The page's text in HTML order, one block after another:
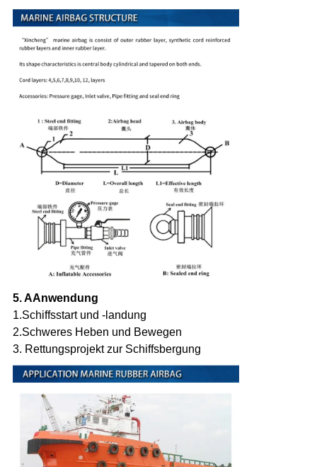
5. AAnwendung
1.Schiffsstart und -landung
2.Schweres Heben und Bewegen
3. Rettungsprojekt zur Schiffsbergung